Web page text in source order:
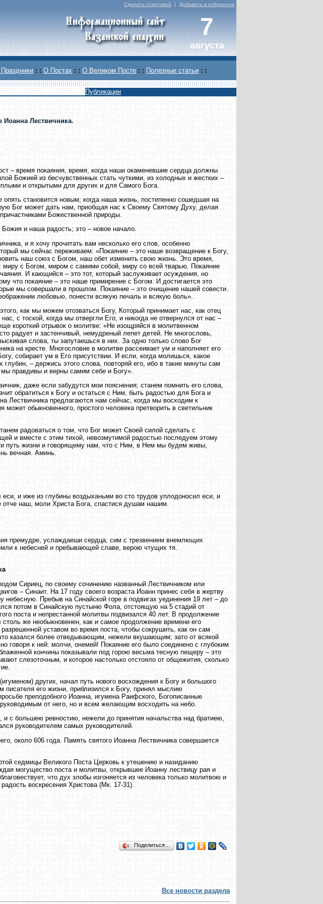
Сделать стартовой | Добавить в избранное
7
августа
: : О Постах : : О Великом Посте : : Полезные статьи : :
Публикации
Иоанна Лествичника.
– время покаяния, время, когда наши окаменевшие сердца должны
Божией из бесчувственных стать чуткими, из холодных и жестких –
и открытыми для других и для Самого Бога.
опять становится новым; когда наша жизнь, постепенно сошедшая на
Бог может дать нам, приобщая нас к Своему Святому Духу, делая
Божественной природы.
и наша радость; это – новое начало.
и я хочу прочитать вам несколько его слов, особенно
мы сейчас переживаем: «Покаяние – это наше возвращение к Богу,
наш союз с Богом, наш обет изменить свою жизнь. Это время,
с Богом, миром с самими собой, миру со всей тварью. Покаяние
И кающийся – это тот, который заслуживает осуждения, но
что покаяние – это наше примирение с Богом. И достигается это
мы совершали в прошлом. Покаяние – это очищение нашей совести.
любовью, понести всякую печаль и всякую боль».
как мы можем отозваться Богу, Который принимает нас, как отец
с тоской, когда мы отвергли Его, и никогда не отвернулся от нас –
короткий отрывок о молитве: «Не изощряйся в молитвенном
радует и застенчивый, немудреный лепет детей. Не многословь,
слова, ты запутаешься в них. За одно только слово Бог
на кресте. Многословие в молитве рассеивает ум и наполняет его
собирает ум в Его присутствии. И если, когда молишься, какое
– держись этого слова, повторяй его, ибо в такие минуты сам
мы правдивы и верны самим себе и Богу».
даже если забудутся мои пояснения; станем помнить его слова,
обратиться к Богу и остаться с Ним, быть радостью для Бога и
Лествичника предлагаются нам сейчас, когда мы восходим к
обыкновенного, простого человека претворить в светильник
радоваться о том, что Бог может Своей силой сделать с
и вместе с этим тихой, невозмутимой радостью последуем этому
путь жизни и говорящему нам, что с Ним, в Нем мы будем живы,
вечная. Аминь.
и иже из глубины воздыханьми во сто трудов уплодоносил еси, и
наш, моли Христа Бога, спастися душам нашим.
премудре, услаждаеши сердца, сим с трезвением внемлющих
к небесней и пребывающей славе, верою чтущих тя.
Сириец, по своему сочинению названный Лествичником или
– Синаит. На 17 году своего возраста Иоанн принес себя в жертву
небесную. Пребыв на Синайской горе в подвигах уединения 19 лет – до
потом в Синайскую пустыню Фола, отстоящую на 5 стадий от
поста и непрестанной молитвы подвизался 40 лет. В продолжение
же необыкновенен, как и самое продолжение времени его
уставом во время поста, чтобы сокрушить, как он сам
казался более отведывающим, нежели вкушающим; зато от всякой
говоря к ней: молчи, онемей! Покаяние его было соединено с глубоким
кончины показывали под горою весьма тесную пещеру – это
слезоточным, и которое настолько отстояло от общежития, сколько
других, начал путь нового восхождения к Богу и большого
его жизни, приблизился к Богу, принял мыслию
преподобного Иоанна, игумена Раифского, Богописанные
от него, но и всем желающим восходить на небо.
с большею ревностию, нежели до принятия начальства над братиею,
руководителем самых руководителей.
около 606 года. Память святого Иоанна Лествичника совершается
седмицы Великого Поста Церковь к утешению и назиданию
могущество поста и молитвы, открывшее Иоанну лествицу рая и
что дух злобы изгоняется из человека только молитвою и
воскресения Христова (Мк. 17-31).
Поделиться…
Все новости раздела